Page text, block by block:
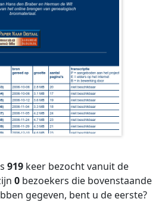
919 keer bezocht vanuit de
0 bezoekers die bovenstaande
gegeven, bent u de eerste?